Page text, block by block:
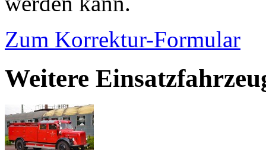
Zum Korrektur-Formular
Weitere